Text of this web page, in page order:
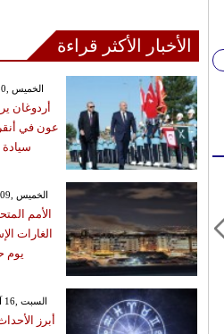
الأخبار الأكثر قراءة
GMT 18:33 2026 الخميس ,30 تموز / يوليو
أردوغان
عون في
GMT 01:33 2026 الخميس ,09 إبريل / نيسان
الأمم
الغارات
يوم
GMT 02:47 2025 السبت ,16 آب / أغسطس
أبرز